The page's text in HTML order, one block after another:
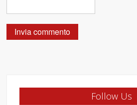
Follow Us